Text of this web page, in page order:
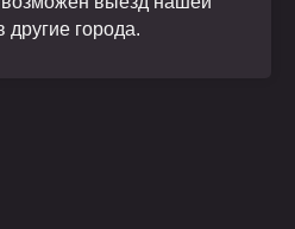
другие города.